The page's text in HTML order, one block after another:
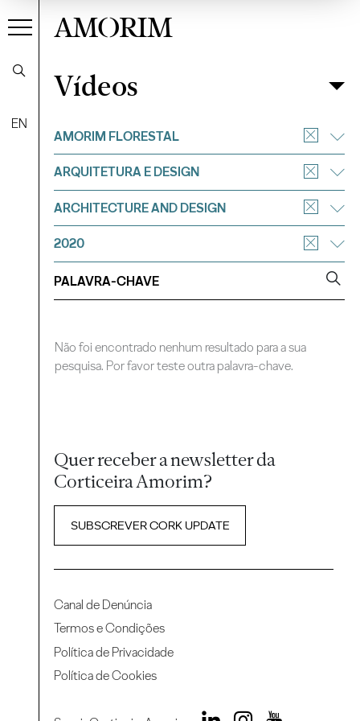
EN
AMORIM
VídeosFiltrar
Vídeos
AMORIM FLORESTAL
ARQUITETURA E DESIGN
ARCHITECTURE AND DESIGN
2020
Não foi encontrado nenhum resultado para a sua
pesquisa. Por favor teste outra palavra-chave.
Quer receber a newsletter da
Corticeira Amorim?
SUBSCREVER CORK UPDATE
Canal de Denúncia
Termos e Condições
Política de Privacidade
Política de Cookies